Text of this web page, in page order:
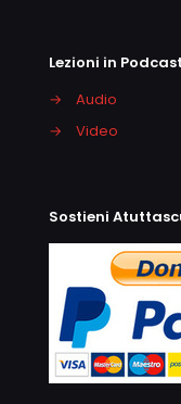
Lezioni in Podcast
→
Audio
→
Video
Sostieni